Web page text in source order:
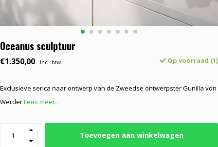
Oceanus sculptuur
€1.350,00 Incl. btw Op voorraad (1)
Exclusieve serica naar ontwerp van de Zweedse ontwerpster Gunilla von
WerderLees meer..
Toevoegen aan winkelwagen